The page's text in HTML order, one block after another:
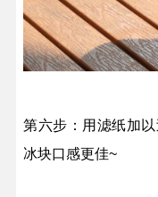
第六步：用滤纸加
冰块口感更佳~